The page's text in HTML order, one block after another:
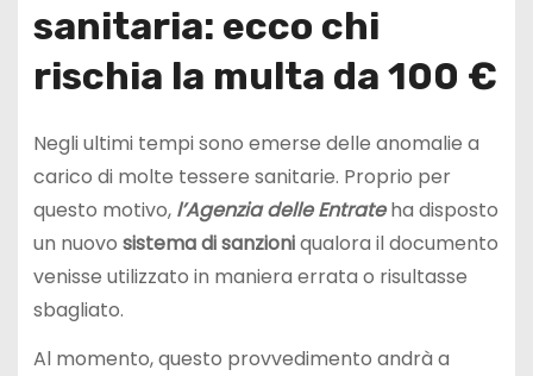
sanitaria: ecco chi
rischia la multa da 100 €
Negli ultimi tempi sono emerse delle anomalie a
carico di molte tessere sanitarie. Proprio per
questo motivo, l’Agenzia delle Entrate ha disposto
un nuovo sistema di sanzioniqualora il documento
venisse utilizzato in maniera errata o risultasse
sbagliato.
Al momento, questo provvedimento andrà a